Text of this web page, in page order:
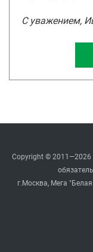
С уважением,
Copyright © 2011—2026
г.Москва, Мега